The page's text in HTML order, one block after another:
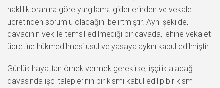
haklılık oranına göre yargılama giderlerinden ve vekalet
ücretinden sorumlu olacağını belirtmiştir. Aynı şekilde,
davacının vekille temsil edilmediği bir davada, lehine vekalet
ücretine hükmedilmesi usul ve yasaya aykırı kabul edilmiştir.
Günlük hayattan örnek vermek gerekirse, işçilik alacağı
davasında işçi taleplerinin bir kısmı kabul edilip bir kısmı